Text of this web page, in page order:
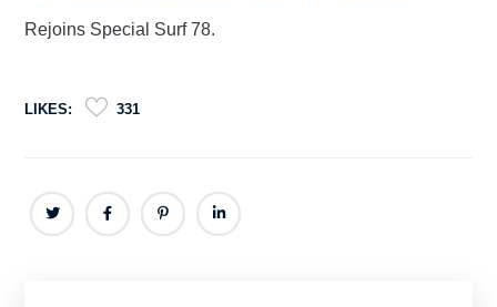
Rejoins Special Surf 78.
LIKES: 331